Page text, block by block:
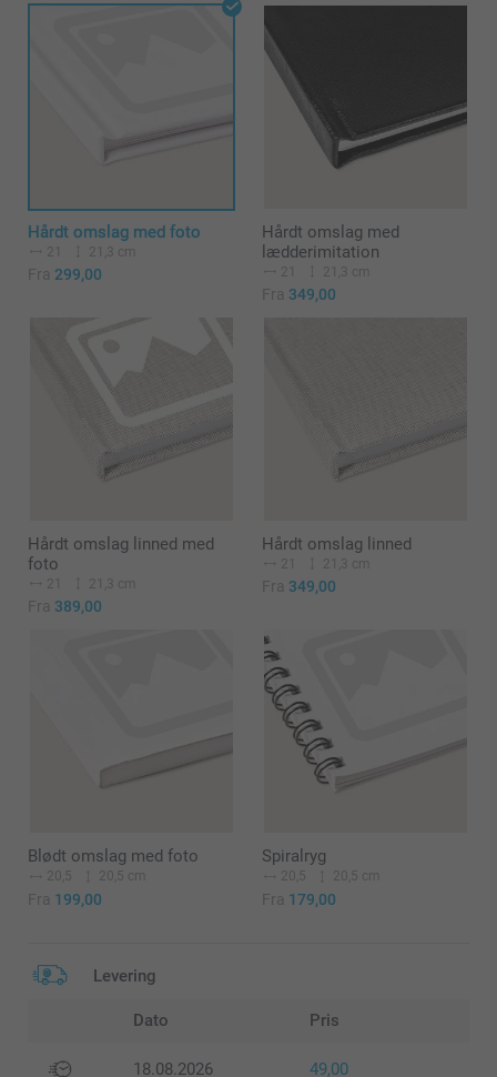
Hårdt omslag med foto
21 21,3 cm
Fra 299,00
Hårdt omslag med
lædderimitation
21 21,3 cm
Fra 349,00
Hårdt omslag linned med
foto
21 21,3 cm
Fra 389,00
Hårdt omslag linned
21 21,3 cm
Fra 349,00
Blødt omslag med foto
20,5 20,5 cm
Fra 199,00
Spiralryg
20,5 20,5 cm
Fra 179,00
Levering
Dato Pris
18.08.2026 49,00